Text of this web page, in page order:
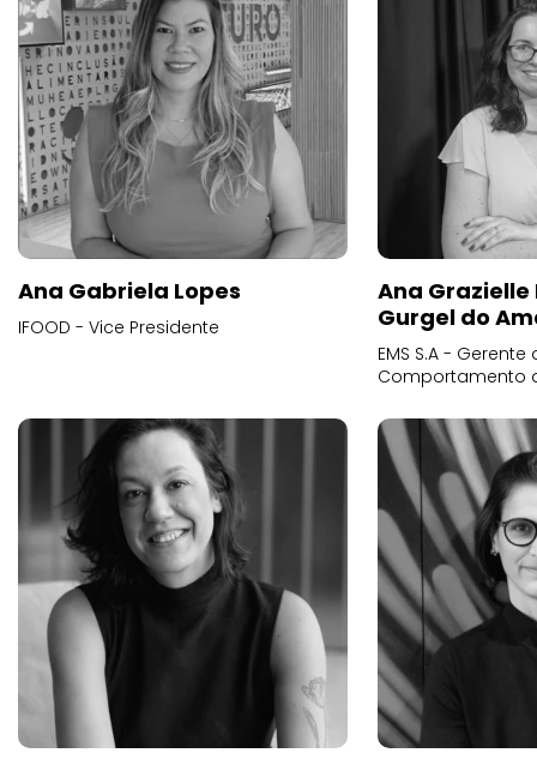
Ana Gabriela Lopes
IFOOD - Vice Presidente
Ana
Gurgel do
EMS S.A -
Comportamento